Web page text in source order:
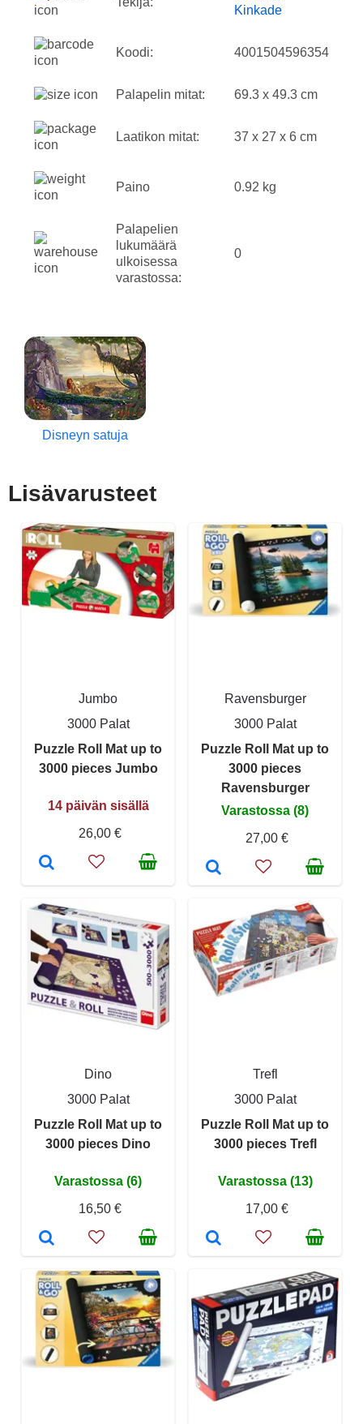
Kinkade
Koodi: 4001504596354
Palapelin mitat: 69.3 x 49.3 cm
Laatikon mitat: 37 x 27 x 6 cm
Paino 0.92 kg
Palapelien
lukumäärä
ulkoisessa
varastossa:
0
Disneyn satuja
Lisävarusteet
Jumbo
3000 Palat
Puzzle Roll Mat up to
3000 pieces Jumbo
14 päivän sisällä
26,00 €
Ravensburger
3000 Palat
Puzzle Roll Mat up to
3000 pieces
Ravensburger
Varastossa (8)
27,00 €
Dino
3000 Palat
Puzzle Roll Mat up to
3000 pieces Dino
Varastossa (6)
16,50 €
Trefl
3000 Palat
Puzzle Roll Mat up to
3000 pieces Trefl
Varastossa (13)
17,00 €